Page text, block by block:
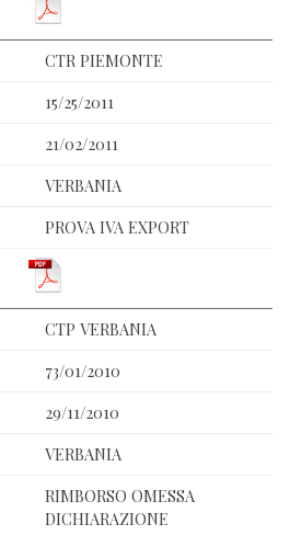
CTR PIEMONTE
15/25/2011
21/02/2011
VERBANIA
PROVA IVA EXPORT
CTP VERBANIA
73/01/2010
29/11/2010
VERBANIA
RIMBORSO OMESSA
DICHIARAZIONE